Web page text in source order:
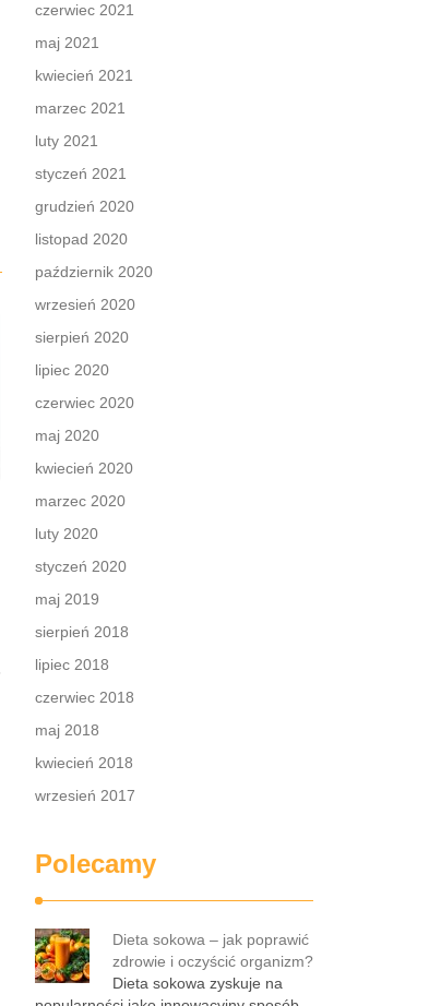
czerwiec 2021
maj 2021
kwiecień 2021
marzec 2021
luty 2021
styczeń 2021
grudzień 2020
listopad 2020
październik 2020
wrzesień 2020
sierpień 2020
lipiec 2020
czerwiec 2020
maj 2020
kwiecień 2020
marzec 2020
luty 2020
styczeń 2020
maj 2019
sierpień 2018
lipiec 2018
czerwiec 2018
maj 2018
kwiecień 2018
wrzesień 2017
Polecamy
Dieta sokowa – jak poprawić
zdrowie i oczyścić organizm?
Dieta sokowa zyskuje na